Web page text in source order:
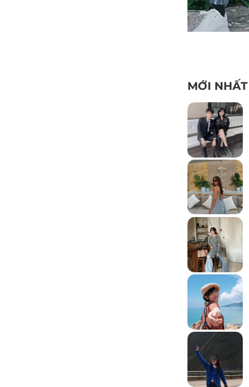
MỚI NHẤT